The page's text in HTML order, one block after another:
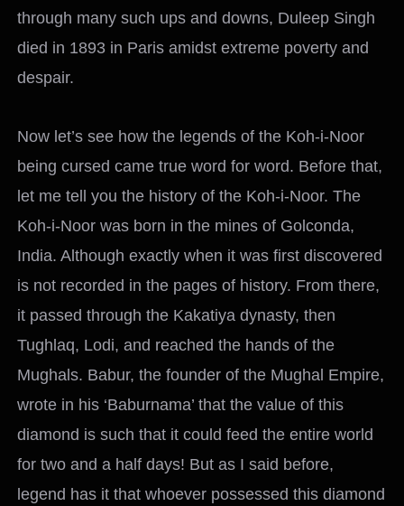
through many such ups and downs, Duleep Singh
died in 1893 in Paris amidst extreme poverty and
despair.
Now let’s see how the legends of the Koh-i-Noor
being cursed came true word for word. Before that,
let me tell you the history of the Koh-i-Noor. The
Koh-i-Noor was born in the mines of Golconda,
India. Although exactly when it was first discovered
is not recorded in the pages of history. From there,
it passed through the Kakatiya dynasty, then
Tughlaq, Lodi, and reached the hands of the
Mughals. Babur, the founder of the Mughal Empire,
wrote in his ‘Baburnama’ that the value of this
diamond is such that it could feed the entire world
for two and a half days! But as I said before,
legend has it that whoever possessed this diamond